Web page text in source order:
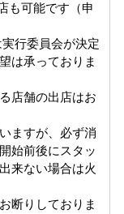
も可能です（申
行委員会が決定
は承っておりま
店舗の出店はお
ますが、必ず消
始前後にスタッ
来ない場合は火
断りしておりま